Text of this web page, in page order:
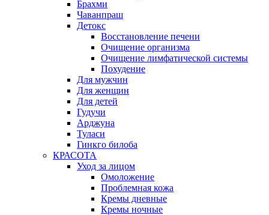
Брахми
Чаванпраш
Детокс
Восстановление печени
Очищение организма
Очищение лимфатической системы
Похудение
Для мужчин
Для женщин
Для детей
Гудучи
Арджуна
Туласи
Гинкго билоба
КРАСОТА
Уход за лицом
Омоложение
Проблемная кожа
Кремы дневные
Кремы ночные